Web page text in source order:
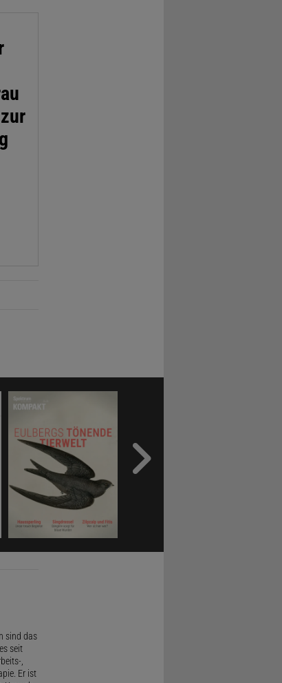
sind das
seit
,
Er ist